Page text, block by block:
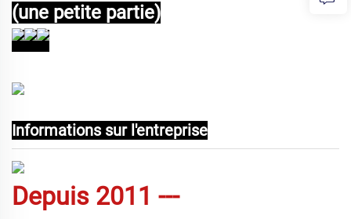
(une petite partie)
Informations sur l'entreprise
Depuis 2011 ---